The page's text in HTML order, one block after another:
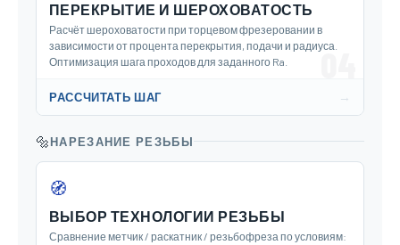
04
ПЕРЕКРЫТИЕ И ШЕРОХОВАТОСТЬ
Расчёт шероховатости при торцевом фрезеровании в
зависимости от процента перекрытия, подачи и радиуса.
Оптимизация шага проходов для заданного Ra.
РАССЧИТАТЬ ШАГ →
🔩НАРЕЗАНИЕ РЕЗЬБЫ
🧭
ВЫБОР ТЕХНОЛОГИИ РЕЗЬБЫ
Сравнение метчик / раскатник / резьбофреза по условиям: